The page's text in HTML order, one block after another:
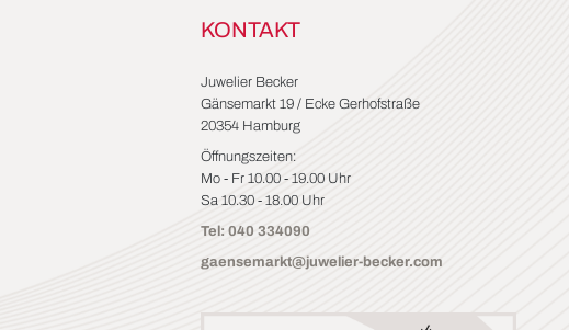
KONTAKT
Juwelier Becker
Gänsemarkt 19 / Ecke Gerhofstraße
20354 Hamburg
Öffnungszeiten:
Mo - Fr 10.00 - 19.00 Uhr
Sa 10.30 - 18.00 Uhr
Tel: 040 334090
gaensemarkt@juwelier-becker.com